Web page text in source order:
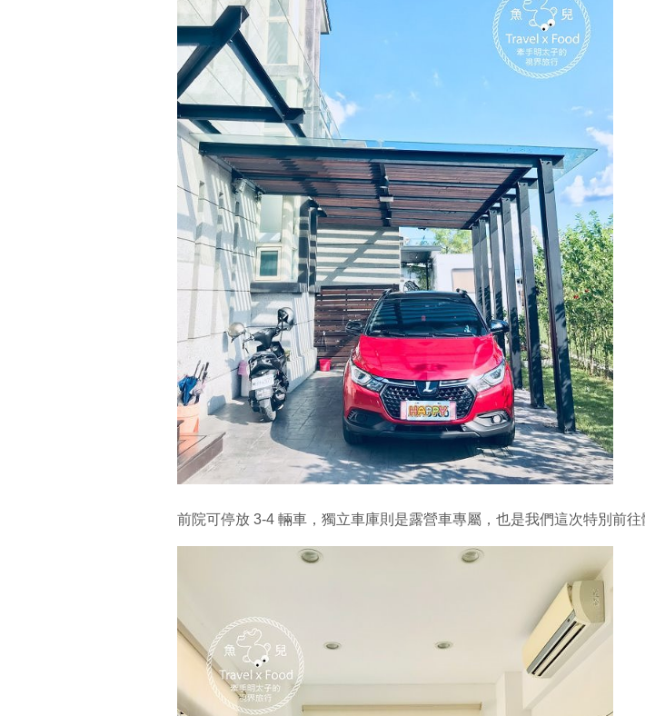
前院可停放 3-4 輛車，獨立車庫則是露營車專屬，也是我們這次特別前往